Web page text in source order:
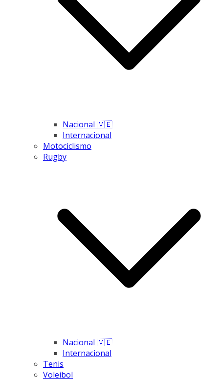
Nacional 🇻🇪
Internacional
Motociclismo
Rugby
Nacional 🇻🇪
Internacional
Tenis
Voleibol